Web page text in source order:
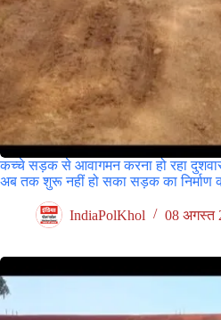
कच्चे सड़क से आवागमन करना हो रहा
अब तक शुरू नहीं हो सका सड़क का निर्माण
IndiaPolKhol 08 अगस्त